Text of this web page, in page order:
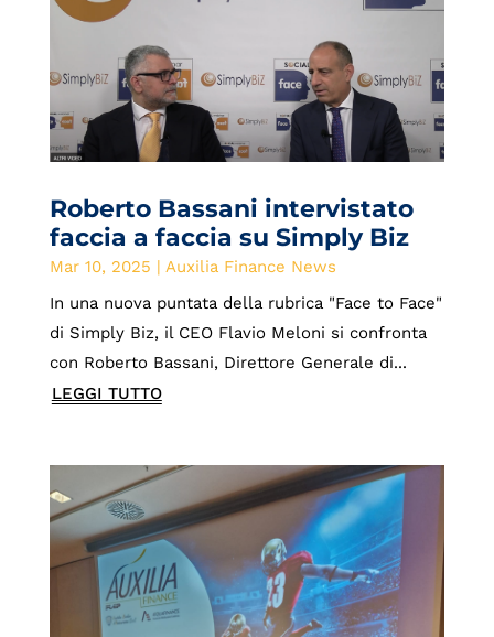
Roberto Bassani intervistato
faccia a faccia su Simply Biz
Mar 10, 2025 | Auxilia Finance News
In una nuova puntata della rubrica "Face to Face"
di Simply Biz, il CEO Flavio Meloni si confronta
con Roberto Bassani, Direttore Generale di...
LEGGI TUTTO